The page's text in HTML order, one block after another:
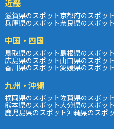
近畿
滋賀県のスポット京都府のスポット
兵庫県のスポット奈良県のスポット
中国・四国
鳥取県のスポット島根県のスポット
広島県のスポット山口県のスポット
香川県のスポット愛媛県のスポット
九州・沖縄
福岡県のスポット佐賀県のスポット
熊本県のスポット大分県のスポット
鹿児島県のスポット沖縄県のスポ